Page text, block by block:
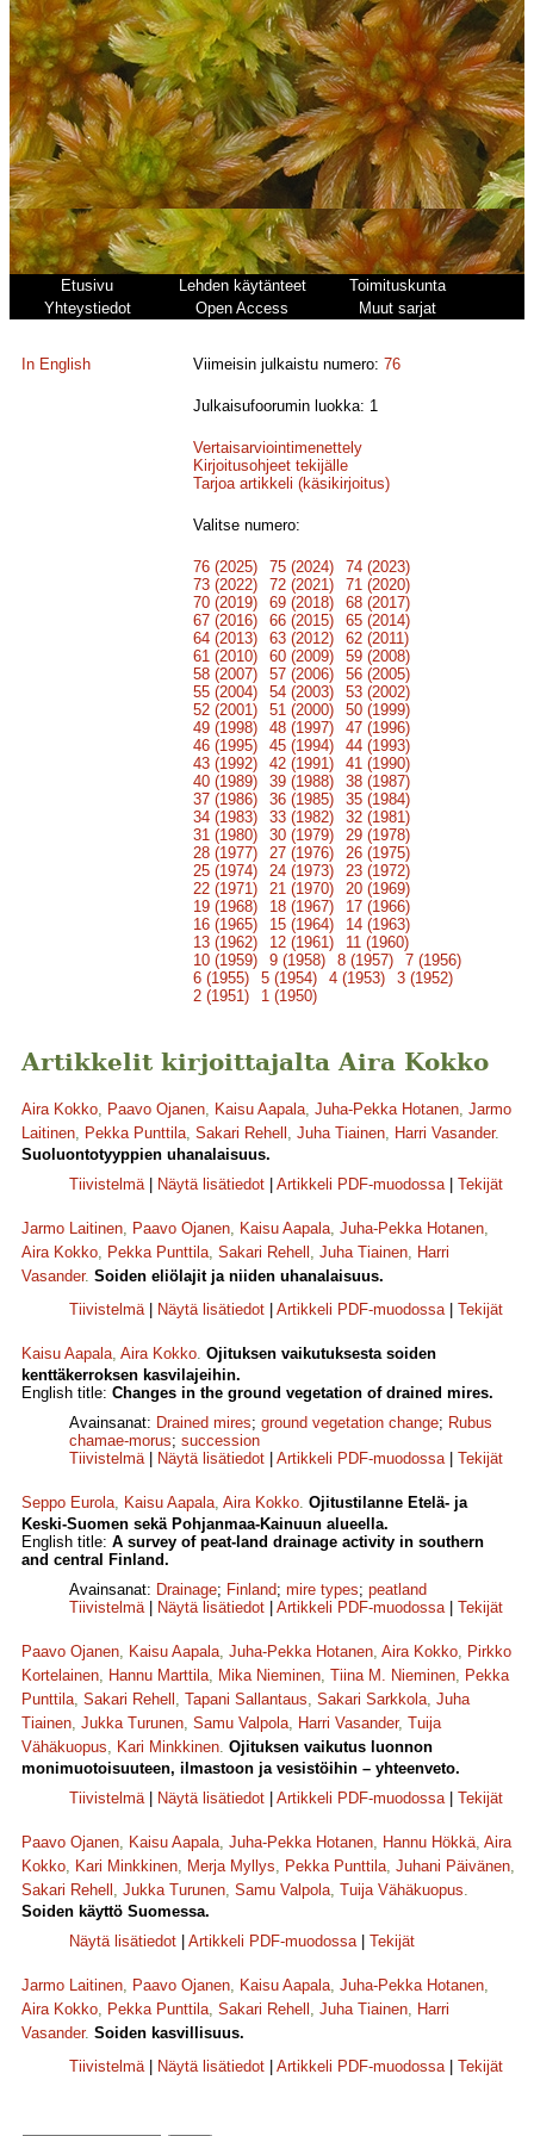
Etusivu Lehden käytänteet
Toimituskunta
Yhteystiedot
Open Access Muut sarjat
In English Viimeisin julkaistu numero:76
Julkaisufoorumin luokka: 1
Vertaisarviointimenettely
Kirjoitusohjeet tekijälle
Tarjoa artikkeli (käsikirjoitus)
Valitse numero:
76 (2025) 75 (2024)
74 (2023)
73 (2022)
72 (2021)
71 (2020)
70 (2019)
69 (2018)
68 (2017)
67 (2016)
66 (2015)
65 (2014)
64 (2013)
63 (2012)
62 (2011)
61 (2010)
60 (2009)
59 (2008)
58 (2007)
57 (2006)
56 (2005)
55 (2004)
54 (2003)
53 (2002)
52 (2001)
51 (2000)
50 (1999)
49 (1998)
48 (1997)
47 (1996)
46 (1995)
45 (1994)
44 (1993)
43 (1992)
42 (1991)
41 (1990)
40 (1989)
39 (1988)
38 (1987)
37 (1986)
36 (1985)
35 (1984)
34 (1983)
33 (1982)
32 (1981)
31 (1980)
30 (1979)
29 (1978)
28 (1977)
27 (1976)
26 (1975)
25 (1974)
24 (1973)
23 (1972)
22 (1971)
21 (1970)
20 (1969)
19 (1968)
18 (1967)
17 (1966)
16 (1965)
15 (1964)
14 (1963)
13 (1962)
12 (1961)
11 (1960)
10 (1959)
9 (1958) 8 (1957)
7 (1956)
6 (1955)
5 (1954) 4 (1953)
3 (1952)
2 (1951)
1 (1950)
Artikkelit kirjoittajalta Aira Kokko
Aira Kokko, Paavo Ojanen, Kaisu Aapala, Juha-Pekka Hotanen, Jarmo
Laitinen, Pekka Punttila, Sakari Rehell , Juha Tiainen, Harri Vasander.
Suoluontotyyppien uhanalaisuus.
Tiivistelmä| Näytä lisätiedot Artikkeli PDF-muodossa| Tekijät
Jarmo Laitinen, Paavo Ojanen, Kaisu Aapala, Juha-Pekka Hotanen,
Aira Kokko, Pekka Punttila, Sakari Rehell , Juha Tiainen, Harri
Vasander. Soiden eliölajit ja niiden uhanalaisuus.
Tiivistelmä| Näytä lisätiedot Artikkeli PDF-muodossa| Tekijät
Kaisu Aapala, Aira Kokko. Ojituksen vaikutuksesta soiden
kenttäkerroksen kasvilajeihin.
English title: Changes in the ground vegetation of drained mires.
Avainsanat: Drained mires; ground vegetation change; Rubus
chamae-morus; succession
Tiivistelmä| Näytä lisätiedot Artikkeli PDF-muodossa| Tekijät
Seppo Eurola, Kaisu Aapala, Aira Kokko. Ojitustilanne Etelä- ja
Keski-Suomen sekä Pohjanmaa-Kainuun alueella.
English title: A survey of peat-land drainage activity in southern
and central Finland.
Avainsanat: Drainage; Finland; mire types; peatland
Tiivistelmä| Näytä lisätiedot Artikkeli PDF-muodossa| Tekijät
Paavo Ojanen, Kaisu Aapala, Juha-Pekka Hotanen, Aira Kokko, Pirkko
Kortelainen, Hannu Marttila, Mika Nieminen, Tiina M. Nieminen, Pekka
Punttila, Sakari Rehell , Tapani Sallantaus, Sakari Sarkkola, Juha
Tiainen, Jukka Turunen, Samu Valpola, Harri Vasander, Tuija
Vähäkuopus, Kari Minkkinen. Ojituksen vaikutus luonnon
monimuotoisuuteen, ilmastoon ja vesistöihin – yhteenveto.
Tiivistelmä| Näytä lisätiedot Artikkeli PDF-muodossa| Tekijät
Paavo Ojanen, Kaisu Aapala, Juha-Pekka Hotanen, Hannu Hökkä, Aira
Kokko, Kari Minkkinen, Merja Myllys, Pekka Punttila, Juhani Päivänen,
Sakari Rehell , Jukka Turunen, Samu Valpola, Tuija Vähäkuopus.
Soiden käyttö Suomessa.
Näytä lisätiedot
Artikkeli PDF-muodossa| Tekijät
Jarmo Laitinen, Paavo Ojanen, Kaisu Aapala, Juha-Pekka Hotanen,
Aira Kokko, Pekka Punttila, Sakari Rehell , Juha Tiainen, Harri
Vasander. Soiden kasvillisuus.
Tiivistelmä| Näytä lisätiedot Artikkeli PDF-muodossa| Tekijät